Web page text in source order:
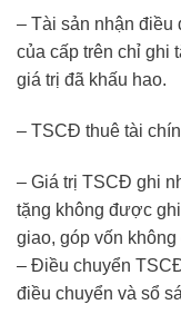
– Tài sản nhận điều
của cấp trên chỉ ghi
giá trị đã khấu hao.
– TSCĐ thuê tài
– Giá trị TSCĐ ghi
tặng không được
giao, góp vốn
– Điều chuyển
điều chuyển và sổ